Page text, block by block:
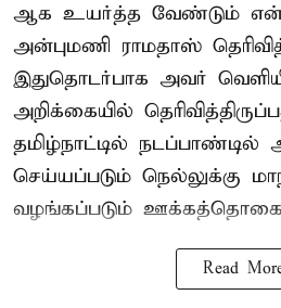
ஆக உயர்த்த வேண்டும்
அன்புமணி ராமதாஸ்
இதுதொடர்பாக அவர்
அறிக்கையில்
தமிழ்நாட்டில்
செய்யப்படும் நெல்லுக்கு
வழங்கப்படும்
Read